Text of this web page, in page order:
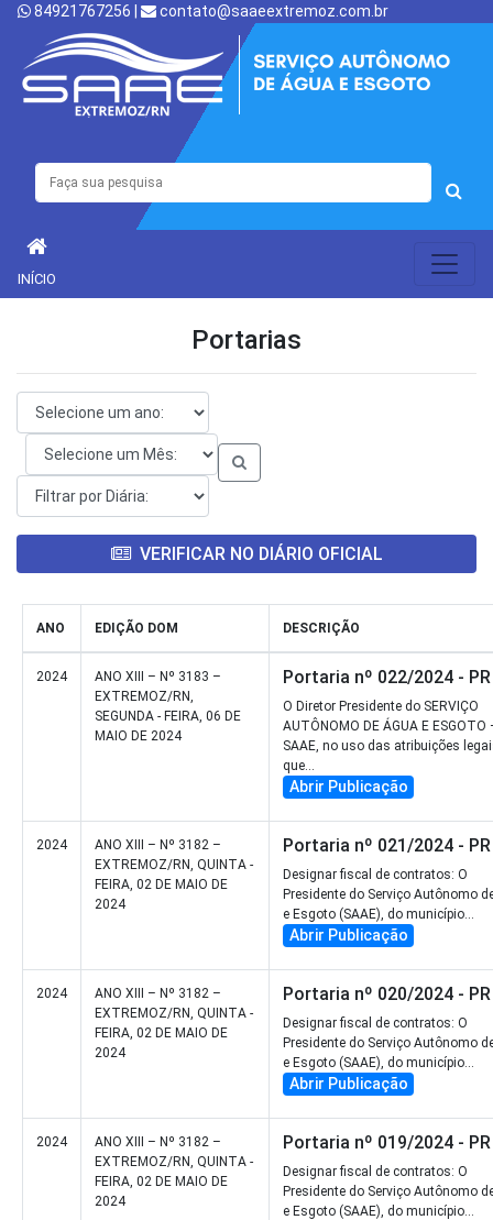
84921767256 | contato@saaeextremoz.com.br
INÍCIO
Portarias
VERIFICAR NO DIÁRIO OFICIAL
ANO EDIÇÃO DOM DESCRIÇÃO
2024
ANO XIII – Nº 3183 –
EXTREMOZ/RN,
SEGUNDA - FEIRA, 06 DE
MAIO DE 2024
Portaria nº 022/2024 - PR
O Diretor Presidente do SERVIÇO
AUTÔNOMO DE ÁGUA E ESGOTO
SAAE, no uso das atribuições
que...
Abrir Publicação
2024
ANO XIII – Nº 3182 –
EXTREMOZ/RN, QUINTA -
FEIRA, 02 DE MAIO DE
2024
Portaria nº 021/2024 - PR
Designar fiscal de contratos: O
Presidente do Serviço Autônomo
e Esgoto (SAAE), do município...
Abrir Publicação
2024
ANO XIII – Nº 3182 –
EXTREMOZ/RN, QUINTA -
FEIRA, 02 DE MAIO DE
2024
Portaria nº 020/2024 - PR
Designar fiscal de contratos: O
Presidente do Serviço Autônomo
e Esgoto (SAAE), do município...
Abrir Publicação
2024
ANO XIII – Nº 3182 –
EXTREMOZ/RN, QUINTA -
FEIRA, 02 DE MAIO DE
2024
Portaria nº 019/2024 - PR
Designar fiscal de contratos: O
Presidente do Serviço Autônomo
e Esgoto (SAAE), do município...